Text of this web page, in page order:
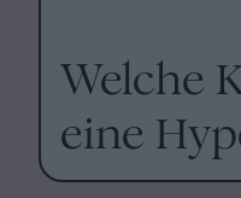
Welche
eine